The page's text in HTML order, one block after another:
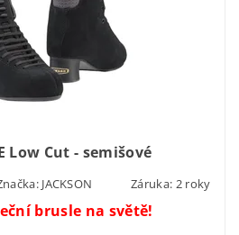
Low Cut - semišové
JACKSON Záruka: 2 roky
brusle na světě!